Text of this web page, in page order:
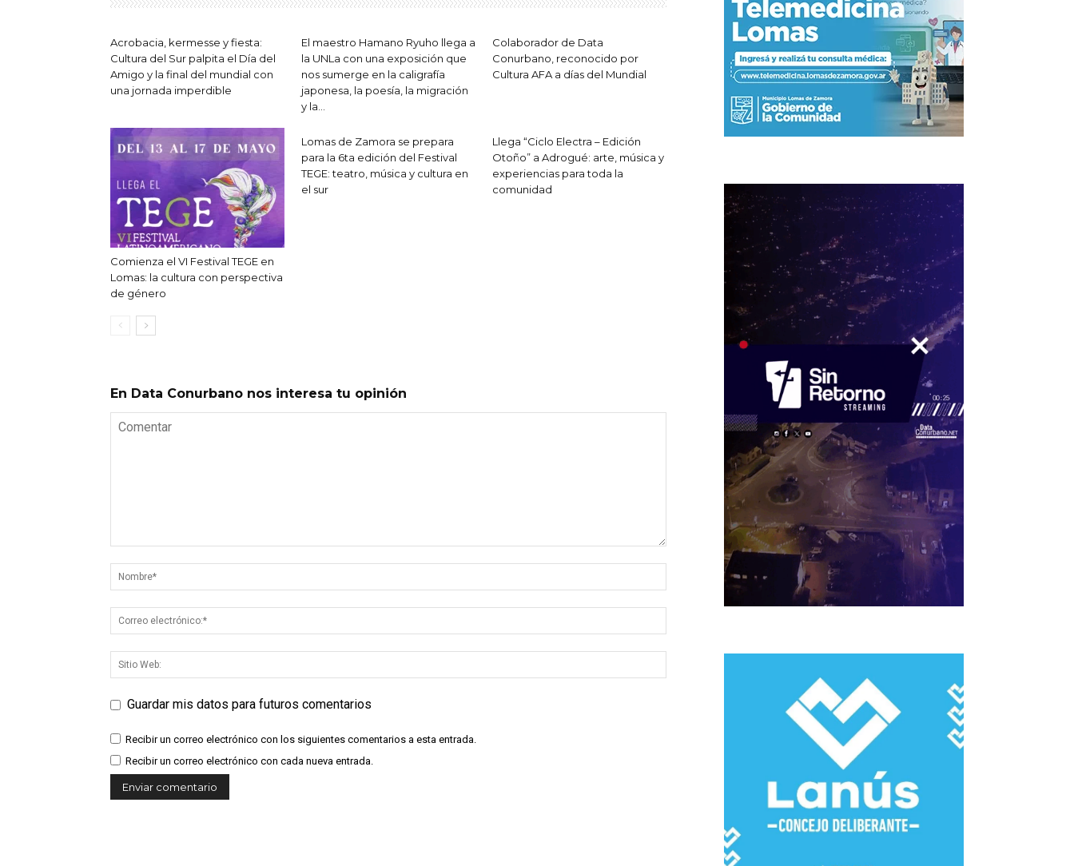
Acrobacia, kermesse y fiesta:
Cultura del Sur palpita el Día del
Amigo y la final del mundial con
una jornada imperdible
El maestro Hamano Ryuho llega a
la UNLa con una exposición que
nos sumerge en la caligrafía
japonesa, la poesía, la migración
y la...
Colaborador de Data
Conurbano, reconocido por
Cultura AFA a días del Mundial
Comienza el VI Festival TEGE en
Lomas: la cultura con perspectiva
de género
Lomas de Zamora se prepara
para la 6ta edición del Festival
TEGE: teatro, música y cultura en
el sur
Llega “Ciclo Electra – Edición
Otoño” a Adrogué: arte, música y
experiencias para toda la
comunidad
En Data Conurbano nos interesa tu opinión
Guardar mis datos para futuros comentarios
Recibir un correo electrónico con los siguientes comentarios a esta entrada.
Recibir un correo electrónico con cada nueva entrada.